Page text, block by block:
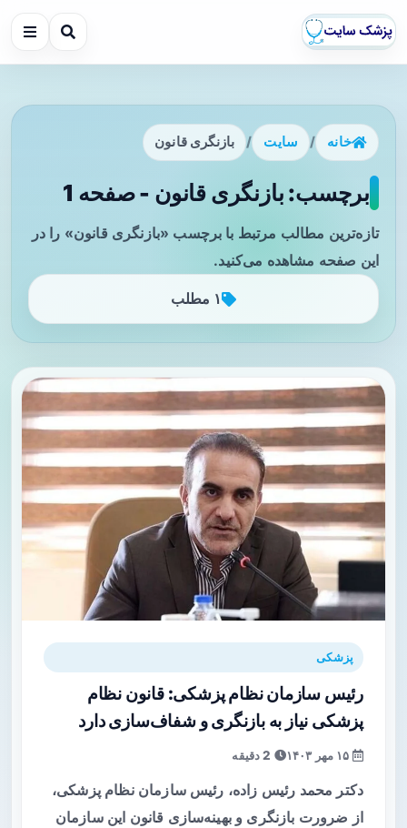
خانه / سایت / بازنگری قانون
برچسب: بازنگری قانون - صفحه 1
تازه‌ترین مطالب مرتبط با برچسب «بازنگری قانون» را در
این صفحه مشاهده می‌کنید.
۱ مطلب
پزشکی
رئیس سازمان نظام پزشکی: قانون نظام
پزشکی نیاز به بازنگری و شفاف‌سازی دارد
دکتر محمد رئیس زاده، رئیس سازمان نظام پزشکی،
از ضرورت بازنگری و بهینه‌سازی قانون این سازمان